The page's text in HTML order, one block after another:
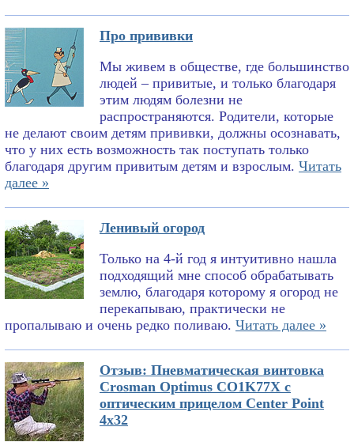
Про прививки
Мы живем в обществе, где большинство
людей – привитые, и только благодаря
этим людям болезни не
распространяются. Родители, которые
не делают своим детям прививки, должны осознавать,
что у них есть возможность так поступать только
благодаря другим привитым детям и взрослым. Читать
далее »
Ленивый огород
Только на 4-й год я интуитивно нашла
подходящий мне способ обрабатывать
землю, благодаря которому я огород не
перекапываю, практически не
пропалываю и очень редко поливаю. Читать далее »
Отзыв: Пневматическая винтовка
Crosman Optimus CO1K77X с
оптическим прицелом Center Point
4x32